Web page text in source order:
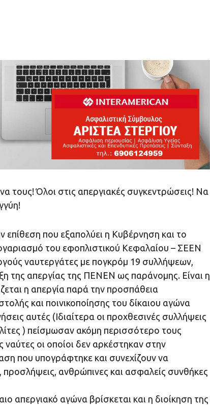
τους! Όλοι στις απεργιακές συγκεντρώσεις! Να
επίθεση που εξαπολύει η Κυβέρνηση και το
του εφοπλιστικού Κεφαλαίου – ΣΕΕΝ
ναυτεργάτες με πογκρόμ 19 συλλήψεων,
της απεργίας της ΠΕΝΕΝ ως παράνομης. Είναι η
η απεργία παρά την προσπάθεια
και ποινικοποίησης του δίκαιου αγώνα
αυτές (Ιδιαίτερα οι προχθεσινές συλλήψεις
) πείσμωσαν ακόμη περισσότερο τους
ναύτες οι οποίοι δεν αρκέστηκαν στην
που υπογράφτηκε και συνεχίζουν να
προσλήψεις, ανθρώπινες και ασφαλείς συνθήκες
απεργιακό αγώνα βρίσκεται και η διοίκηση της